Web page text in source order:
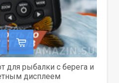
для рыбалки с берега и
дисплеем